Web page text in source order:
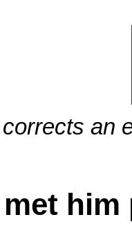
corrects an
met him